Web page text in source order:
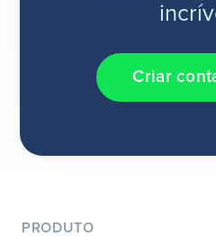
Criar
PRODUTO